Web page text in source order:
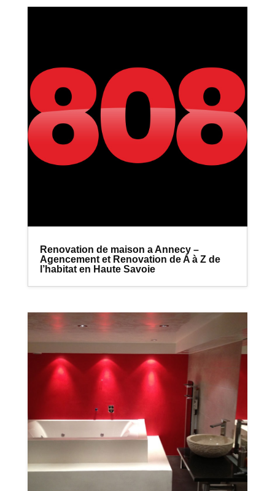
Renovation de maison a Annecy –
Agencement et Renovation de A à Z de
l’habitat en Haute Savoie